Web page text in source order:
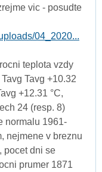
vic - posudte
04_2020...
teplota vzdy
Tavg +10.32
+12.31 °C,
24 (resp. 8)
normalu 1961-
nejmene v breznu
pocet dni se
prumer 1871